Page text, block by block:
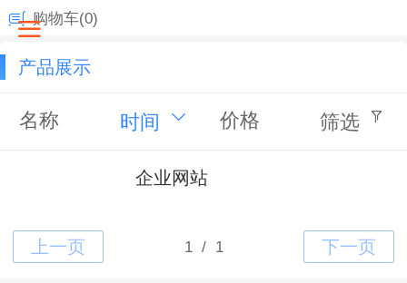
购物车(0)
产品展示
名称 时间 价格 筛选
企业网站